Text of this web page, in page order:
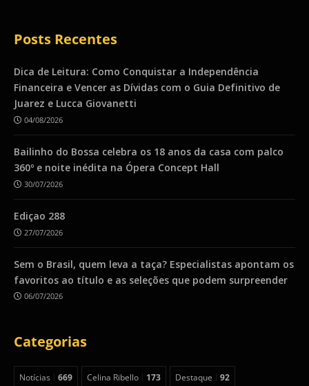
Posts Recentes
Dica de Leitura: Como Conquistar a Independência
Financeira e Vencer as Dívidas com o Guia Definitivo de
Juarez e Lucca Giovanetti
04/08/2026
Bailinho do Bossa celebra os 18 anos da casa com palco
360º e noite inédita na Ópera Concept Hall
30/07/2026
Ediçao 288
27/07/2026
Sem o Brasil, quem leva a taça? Especialistas apontam os
favoritos ao título e as seleções que podem surpreender
06/07/2026
Categorias
Notícias 669 Celina Ribello 173 Destaque 92